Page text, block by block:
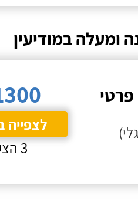
ומעלה במודיעין
לצפייה
3 הצעות מחיר